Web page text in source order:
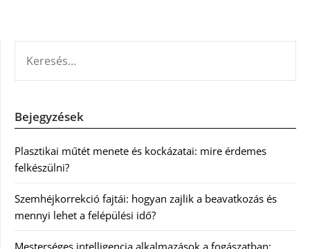
Bejegyzések
Plasztikai műtét menete és kockázatai: mire érdemes
felkészülni?
Szemhéjkorrekció fajtái: hogyan zajlik a beavatkozás és
mennyi lehet a felépülési idő?
Mesterséges intelligencia alkalmazások a fogászatban: